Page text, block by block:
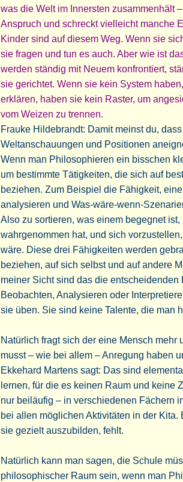
was die Welt im Innersten zusammenhält
Anspruch und schreckt vielleicht manche
Kinder sind auf diesem Weg. Wenn sie
sie fragen und tun es auch. Aber wie ist
werden ständig mit Neuem konfrontiert,
sie gerichtet. Wenn sie kein System
erklären, haben sie kein Raster, um
vom Weizen zu trennen.
Frauke Hildebrandt: Damit meinst du,
Weltanschauungen und Positionen
Wenn man Philosophieren ein bisschen
um bestimmte Tätigkeiten, die sich auf
beziehen. Zum Beispiel die Fähigkeit,
analysieren und Was-wäre-wenn-
Also zu sortieren, was einem begegnet
wahrgenommen hat, und sich
wäre. Diese drei Fähigkeiten werden
beziehen, auf sich selbst und auf andere
meiner Sicht sind das die entscheidenden
Beobachten, Analysieren oder
sie üben. Sie sind keine Talente, die man
Natürlich fragt sich der eine Mensch mehr
musst – wie bei allem – Anregung haben
Ekkehard Martens sagt: Das sind
lernen, für die es keinen Raum und keine
nur beiläufig – in verschiedenen Fächern
bei allen möglichen Aktivitäten in der Kita.
sie gezielt auszubilden, fehlt.
Natürlich kann man sagen, die Schule
philosophischer Raum sein, wenn man